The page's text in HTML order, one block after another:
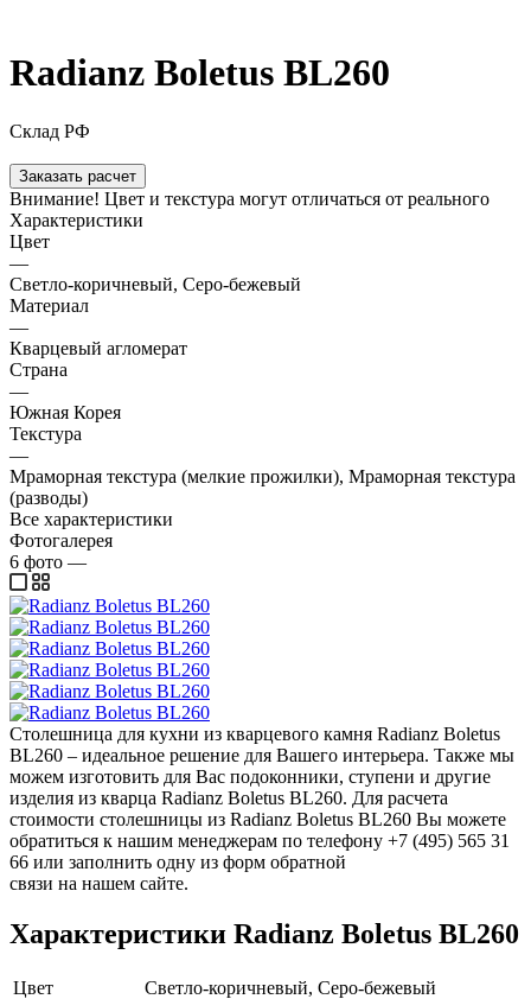
Radianz Boletus BL260
Склад РФ
Заказать расчет
Внимание! Цвет и текстура могут отличаться от реального
Характеристики
Цвет
—
Светло-коричневый, Серо-бежевый
Материал
—
Кварцевый агломерат
Страна
—
Южная Корея
Текстура
—
Мраморная текстура (мелкие прожилки), Мраморная текстура
(разводы)
Все характеристики
Фотогалерея
6 фото —
Столешница для кухни из кварцевого камня Radianz Boletus
BL260 – идеальное решение для Вашего интерьера. Также мы
можем изготовить для Вас подоконники, ступени и другие
изделия из кварца Radianz Boletus BL260. Для расчета
стоимости столешницы из Radianz Boletus BL260 Вы можете
обратиться к нашим менеджерам по телефону +7 (495) 565 31
66 или заполнить одну из форм обратной
связи на нашем сайте.
Характеристики Radianz Boletus BL260
Цвет
Светло-коричневый, Серо-бежевый